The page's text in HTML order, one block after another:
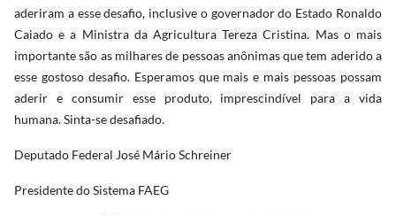
aderiram a esse desafio, inclusive o governador do Estado Ronaldo
Caiado e a Ministra da Agricultura Tereza Cristina. Mas o mais
importante são as milhares de pessoas anônimas que tem aderido a
esse gostoso desafio. Esperamos que mais e mais pessoas possam
aderir e consumir esse produto, imprescindível para a vida
humana. Sinta-se desafiado.
Deputado Federal José Mário Schreiner
Presidente do Sistema FAEG